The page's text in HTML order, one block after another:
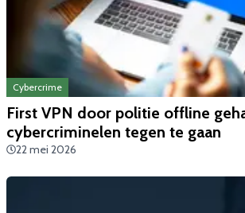
Cybercrime
First VPN door politie offline
cybercriminelen tegen te gaan
22 mei 2026